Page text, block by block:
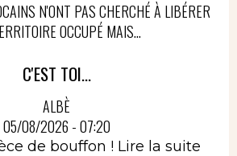
N'ONT PAS CHERCHÉ À LIBÉRER
OCCUPÉ MAIS...
C'EST TOI...
ALBÈ
05/08/2026 - 07:20
de bouffon ! Lire la suite